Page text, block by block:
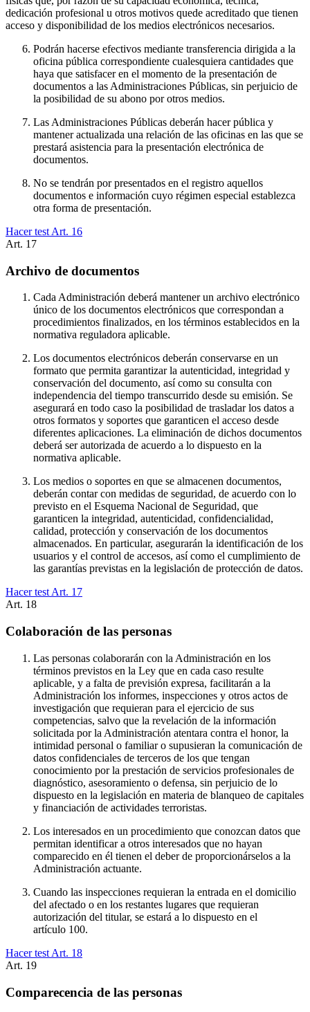
dedicación profesional u otros motivos quede acreditado que tienen
acceso y disponibilidad de los medios electrónicos necesarios.
Podrán hacerse efectivos mediante transferencia dirigida a la
oficina pública correspondiente cualesquiera cantidades que
haya que satisfacer en el momento de la presentación de
documentos a las Administraciones Públicas, sin perjuicio de
la posibilidad de su abono por otros medios.
Las Administraciones Públicas deberán hacer pública y
mantener actualizada una relación de las oficinas en las que se
prestará asistencia para la presentación electrónica de
documentos.
No se tendrán por presentados en el registro aquellos
documentos e información cuyo régimen especial establezca
otra forma de presentación.
Hacer test Art. 16
Art. 17
Archivo de documentos
Cada Administración deberá mantener un archivo electrónico
único de los documentos electrónicos que correspondan a
procedimientos finalizados, en los términos establecidos en la
normativa reguladora aplicable.
Los documentos electrónicos deberán conservarse en un
formato que permita garantizar la autenticidad, integridad y
conservación del documento, así como su consulta con
independencia del tiempo transcurrido desde su emisión. Se
asegurará en todo caso la posibilidad de trasladar los datos a
otros formatos y soportes que garanticen el acceso desde
diferentes aplicaciones. La eliminación de dichos documentos
deberá ser autorizada de acuerdo a lo dispuesto en la
normativa aplicable.
Los medios o soportes en que se almacenen documentos,
deberán contar con medidas de seguridad, de acuerdo con lo
previsto en el Esquema Nacional de Seguridad, que
garanticen la integridad, autenticidad, confidencialidad,
calidad, protección y conservación de los documentos
almacenados. En particular, asegurarán la identificación de los
usuarios y el control de accesos, así como el cumplimiento de
las garantías previstas en la legislación de protección de datos.
Hacer test Art. 17
Art. 18
Colaboración de las personas
Las personas colaborarán con la Administración en los
términos previstos en la Ley que en cada caso resulte
aplicable, y a falta de previsión expresa, facilitarán a la
Administración los informes, inspecciones y otros actos de
investigación que requieran para el ejercicio de sus
competencias, salvo que la revelación de la información
solicitada por la Administración atentara contra el honor, la
intimidad personal o familiar o supusieran la comunicación de
datos confidenciales de terceros de los que tengan
conocimiento por la prestación de servicios profesionales de
diagnóstico, asesoramiento o defensa, sin perjuicio de lo
dispuesto en la legislación en materia de blanqueo de capitales
y financiación de actividades terroristas.
Los interesados en un procedimiento que conozcan datos que
permitan identificar a otros interesados que no hayan
comparecido en él tienen el deber de proporcionárselos a la
Administración actuante.
Cuando las inspecciones requieran la entrada en el domicilio
del afectado o en los restantes lugares que requieran
autorización del titular, se estará a lo dispuesto en el
artículo 100.
Hacer test Art. 18
Art. 19
Comparecencia de las personas